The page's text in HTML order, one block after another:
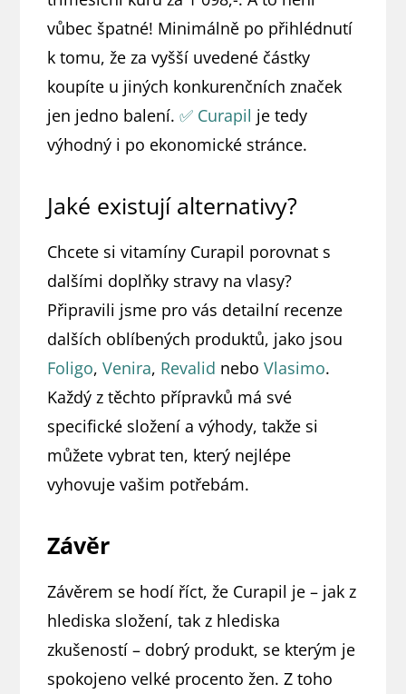
vůbec špatné! Minimálně po přihlédnutí
k tomu, že za vyšší uvedené částky
koupíte u jiných konkurenčních značek
jen jedno balení.✅ Curapil je tedy
výhodný i po ekonomické stránce.
Jaké existují alternativy?
Chcete si vitamíny Curapil porovnat s
dalšími doplňky stravy na vlasy?
Připravili jsme pro vás detailní recenze
dalších oblíbených produktů, jako jsou
Foligo,Venira, Revalid neboVlasimo.
Každý z těchto přípravků má své
specifické složení a výhody, takže si
můžete vybrat ten, který nejlépe
vyhovuje vašim potřebám.
Závěr
Závěrem se hodí říct, že Curapil je – jak z
hlediska složení, tak z hlediska
zkušeností – dobrý produkt, se kterým je
spokojeno velké procento žen. Z toho